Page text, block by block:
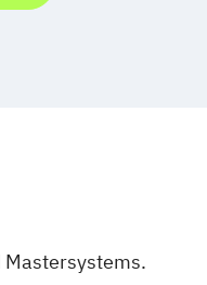
Mastersystems.